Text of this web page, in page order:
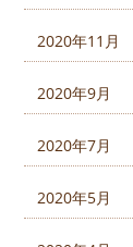
2020年11月
2020年9月
2020年7月
2020年5月